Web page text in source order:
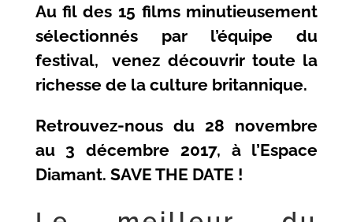
Au fil des 15 films minutieusement
sélectionnés par l’équipe du
festival, venez découvrir toute la
richesse de la culture britannique.
Retrouvez-nous du 28 novembre
au 3 décembre 2017, à l’Espace
Diamant. SAVE THE DATE !